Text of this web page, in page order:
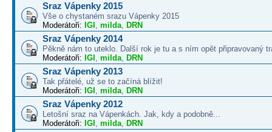
Sraz Vápenky 2015
Vše o chystaném srazu Vápenky 2015
Moderátoři: IGI , milda, DRN
Sraz Vápenky 2014
Pěkně nám to uteklo. Další rok je tu a s ním opět připravovaný
Moderátoři: IGI , milda, DRN
Sraz Vápenky 2013
Tak přátelé, už se to začíná blížit!
Moderátoři: IGI , milda, DRN
Sraz Vápenky 2012
Letošní sraz na Vápenkách. Jak, kdy a podobně...
Moderátoři: IGI , milda, DRN